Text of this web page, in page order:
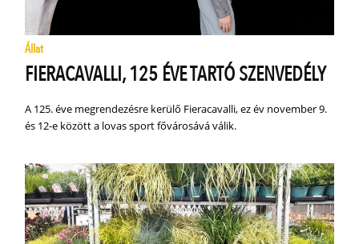
Állat
FIERACAVALLI, 125 ÉVE TARTÓ SZENVEDÉLY
A 125. éve megrendezésre kerülő Fieracavalli, ez év november 9.
és 12-e között a lovas sport fővárosává válik.